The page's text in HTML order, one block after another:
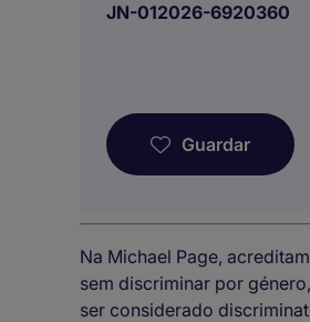
JN-012026-6920360
Guardar
Na Michael Page,
sem discriminar por
ser considerado